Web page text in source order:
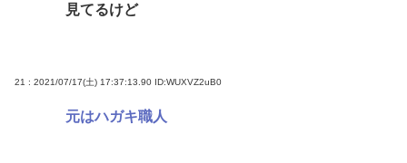
見てるけど
21 : 2021/07/17(土) 17:37:13.90 ID:WUXVZ2uB0
元はハガキ職人